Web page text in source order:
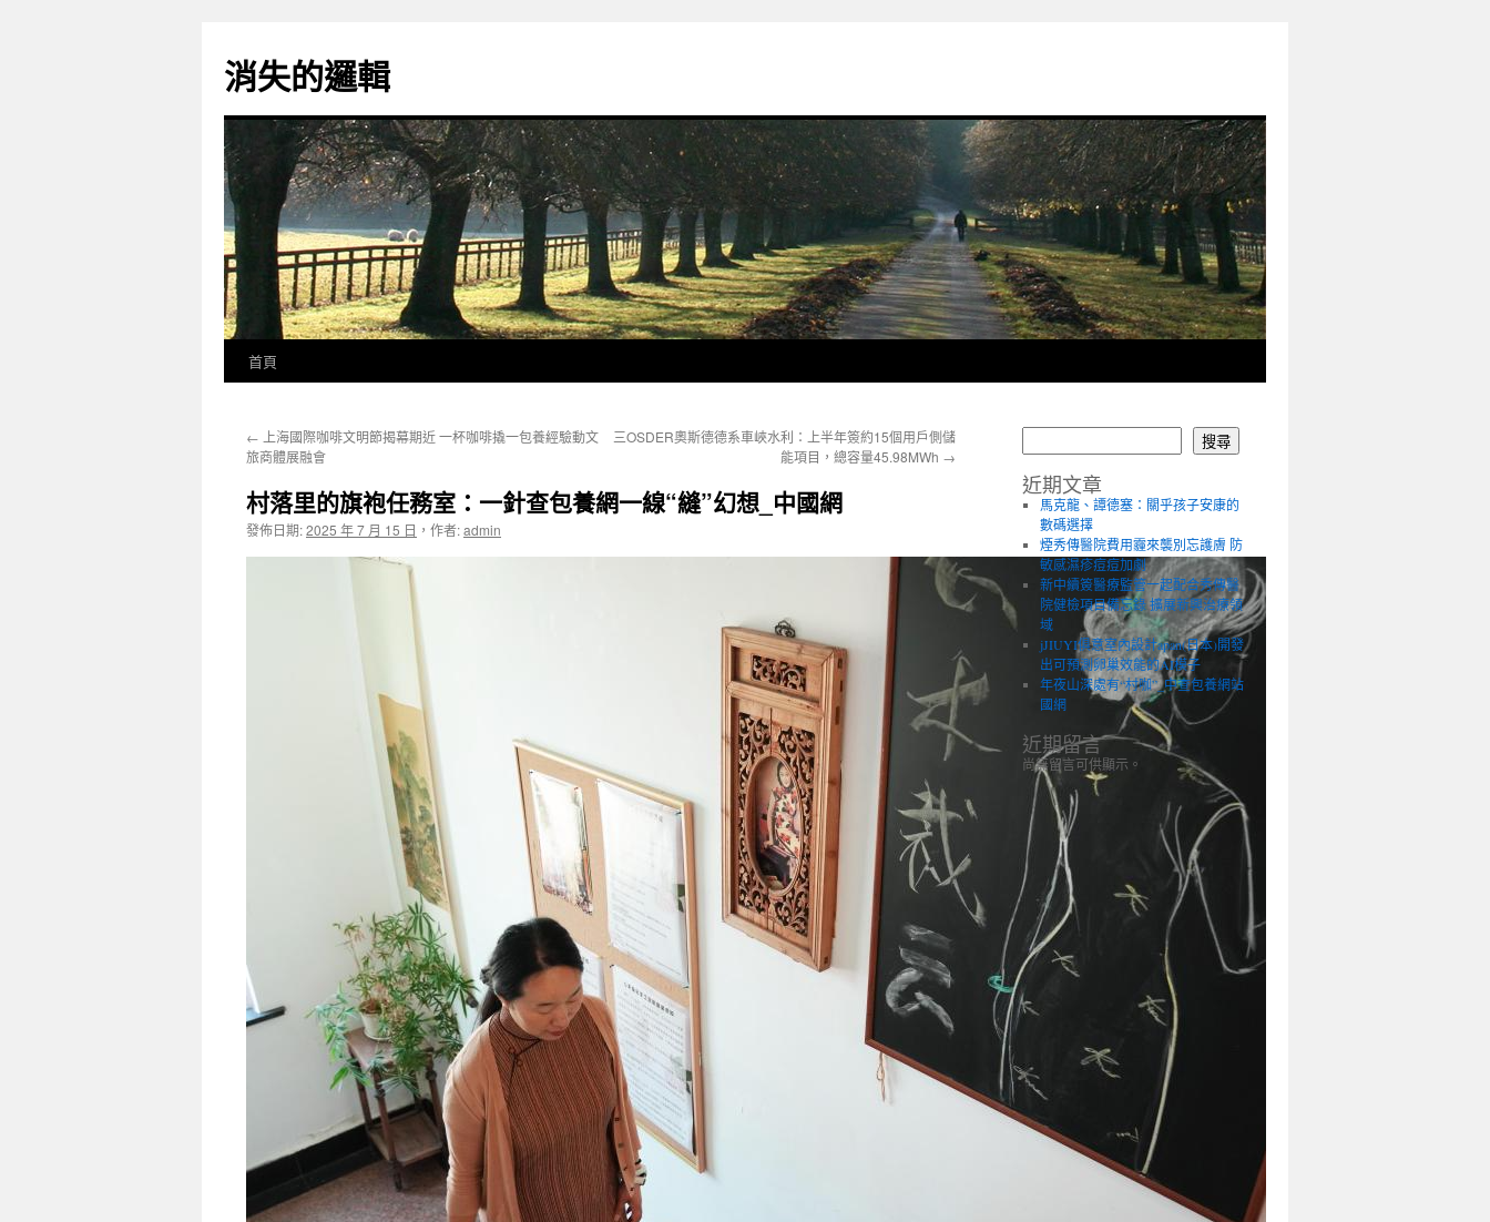
主
要
消失的邏輯
首頁
← 上海國際咖啡文明節揭幕期近 一杯咖啡撬一包養經驗動文
旅商體展融會
三OSDER奧斯德德系車峽水利：上半年簽約15個用戶側儲
能項目，總容量45.98MWh →
村落里的旗袍任務室：一針查包養網一線“縫”幻想_中國網
發佈日期:2025 年 7 月 15 日 ， 作者:admin
搜尋
近期文章
馬克龍、譚德塞：關乎孩子安康的
數碼選擇
煙秀傳醫院費用霾來襲別忘護膚 防
敏感濕疹痘痘加劇
新中續簽醫療監管一起配合秀傳醫
院健檢項目備忘錄 擴展新興治療領
域
jJIUYI俱意室內設計apan(日本)開發
出可預測卵巢效能的AI模子
年夜山深處有“村咖”_中查包養網站
國網
近期留言
尚無留言可供顯示。